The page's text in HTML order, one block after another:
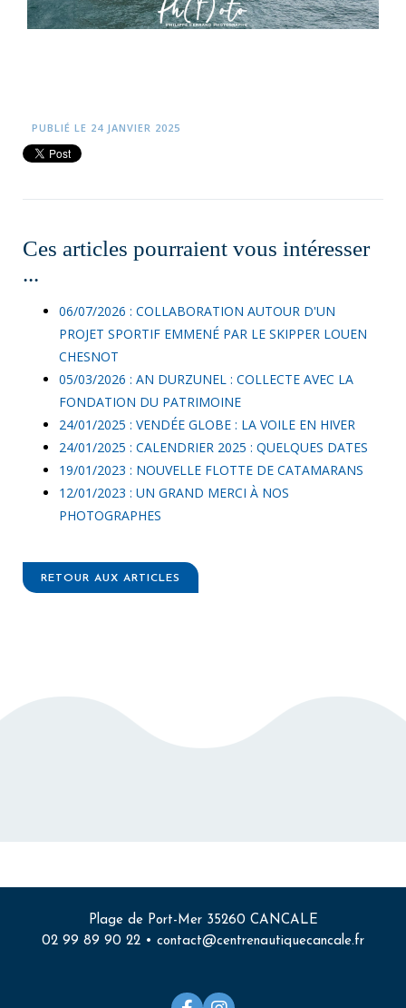
PUBLIÉ LE 24 JANVIER 2025
Ces articles pourraient vous intéresser
...
06/07/2026 : COLLABORATION AUTOUR D'UN
PROJET SPORTIF EMMENÉ PAR LE SKIPPER LOUEN
CHESNOT
05/03/2026 : AN DURZUNEL : COLLECTE AVEC LA
FONDATION DU PATRIMOINE
24/01/2025 : VENDÉE GLOBE : LA VOILE EN HIVER
24/01/2025 : CALENDRIER 2025 : QUELQUES DATES
19/01/2023 : NOUVELLE FLOTTE DE CATAMARANS
12/01/2023 : UN GRAND MERCI À NOS
PHOTOGRAPHES
RETOUR AUX ARTICLES
Plage de Port-Mer 35260 CANCALE
02 99 89 90 22 • contact@centrenautiquecancale.fr